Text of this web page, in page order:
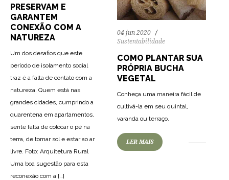
PRESERVAM E
GARANTEM
CONEXÃO COM A
NATUREZA
Um dos desafios que este
período de isolamento social
traz é a falta de contato com a
natureza. Quem está nas
grandes cidades, cumprindo a
quarentena em apartamentos,
sente falta de colocar o pé na
terra, de tomar sol e estar ao ar
livre. Foto: Arquitetura Rural
Uma boa sugestão para esta
reconexão com a […]
04 jun 2020
Sustentabilidade
COMO PLANTAR SUA
PRÓPRIA BUCHA
VEGETAL
Conheça uma maneira fácil de
cultivá-la em seu quintal,
varanda ou terraço.
LER MAIS